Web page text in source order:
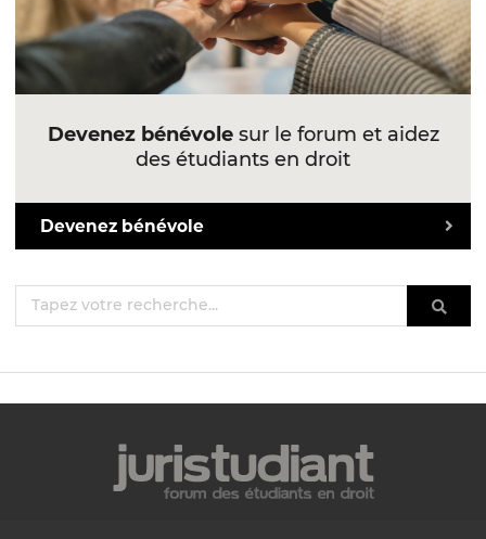
Devenez bénévolesur le forum et aidez
des étudiants en droit
Devenez bénévole